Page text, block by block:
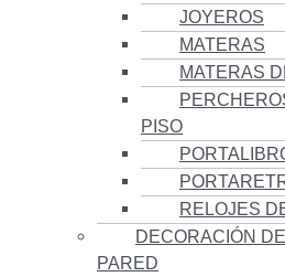
JOYEROS
MATERAS
MATERAS
PISO
RELOJES
DECORACIÓN DE
PARED